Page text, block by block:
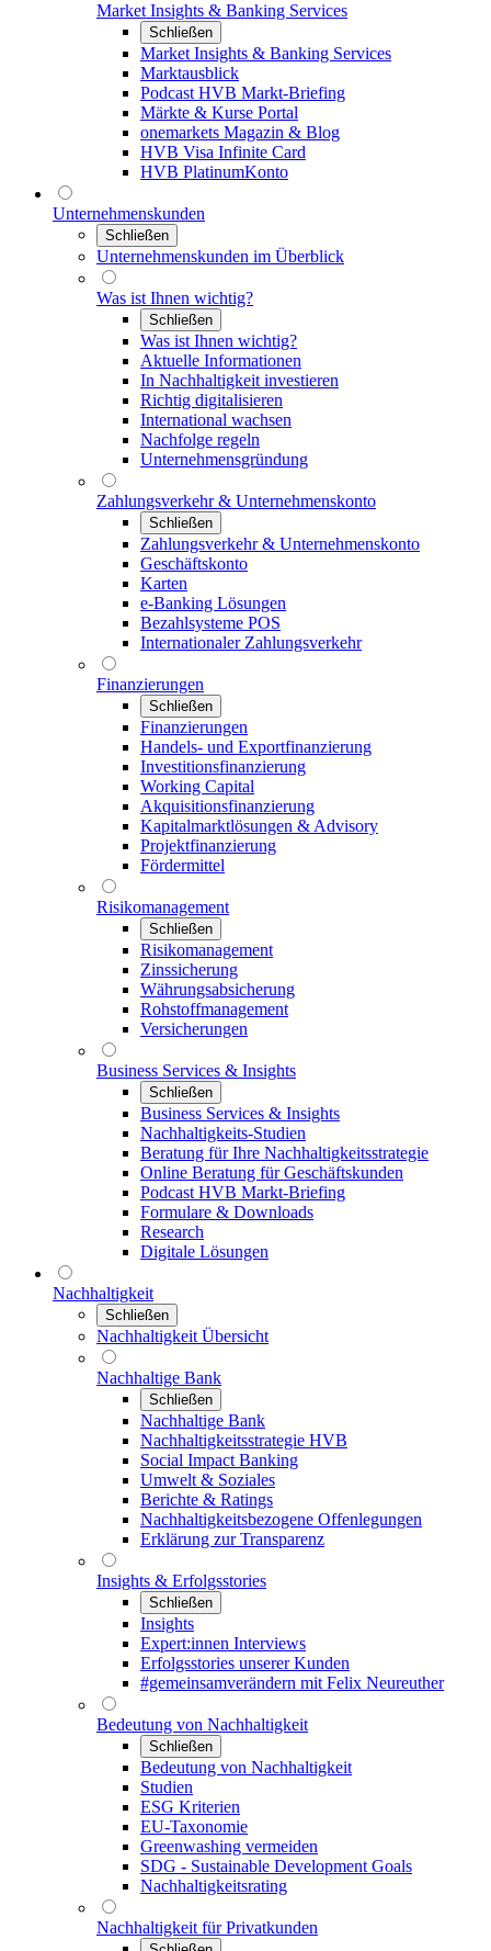
Market Insights & Banking Services
Schließen
Market Insights & Banking Services
Marktausblick
Podcast HVB Markt-Briefing
Märkte & Kurse Portal
onemarkets Magazin & Blog
HVB Visa Infinite Card
HVB PlatinumKonto
Unternehmenskunden
Schließen
Unternehmenskunden im Überblick
Was ist Ihnen wichtig?
Schließen
Was ist Ihnen wichtig?
Aktuelle Informationen
In Nachhaltigkeit investieren
Richtig digitalisieren
International wachsen
Nachfolge regeln
Unternehmensgründung
Zahlungsverkehr & Unternehmenskonto
Schließen
Zahlungsverkehr & Unternehmenskonto
Geschäftskonto
Karten
e-Banking Lösungen
Bezahlsysteme POS
Internationaler Zahlungsverkehr
Finanzierungen
Schließen
Finanzierungen
Handels- und Exportfinanzierung
Investitionsfinanzierung
Working Capital
Akquisitionsfinanzierung
Kapitalmarktlösungen & Advisory
Projektfinanzierung
Fördermittel
Risikomanagement
Schließen
Risikomanagement
Zinssicherung
Währungsabsicherung
Rohstoffmanagement
Versicherungen
Business Services & Insights
Schließen
Business Services & Insights
Nachhaltigkeits-Studien
Beratung für Ihre Nachhaltigkeitsstrategie
Online Beratung für Geschäftskunden
Podcast HVB Markt-Briefing
Formulare & Downloads
Research
Digitale Lösungen
Nachhaltigkeit
Schließen
Nachhaltigkeit Übersicht
Nachhaltige Bank
Schließen
Nachhaltige Bank
Nachhaltigkeitsstrategie HVB
Social Impact Banking
Umwelt & Soziales
Berichte & Ratings
Nachhaltigkeitsbezogene Offenlegungen
Erklärung zur Transparenz
Insights & Erfolgsstories
Schließen
Insights
Expert:innen Interviews
Erfolgsstories unserer Kunden
#gemeinsamverändern mit Felix Neureuther
Bedeutung von Nachhaltigkeit
Schließen
Bedeutung von Nachhaltigkeit
Studien
ESG Kriterien
EU-Taxonomie
Greenwashing vermeiden
SDG - Sustainable Development Goals
Nachhaltigkeitsrating
Nachhaltigkeit für Privatkunden